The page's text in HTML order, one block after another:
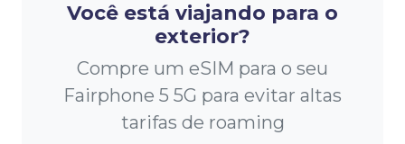
Você está viajando para o
exterior?
Compre um eSIM para o seu
Fairphone 5 5G para evitar altas
tarifas de roaming